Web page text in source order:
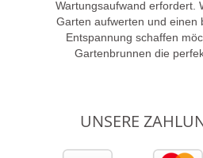
Wartungsaufwand erfordert.
Garten aufwerten und einen
Entspannung schaffen
Gartenbrunnen die
UNSERE